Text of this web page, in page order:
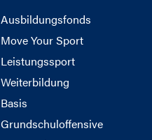
Ausbildungsfonds
Move Your Sport
Leistungssport
Weiterbildung
Basis
Grundschuloffensive